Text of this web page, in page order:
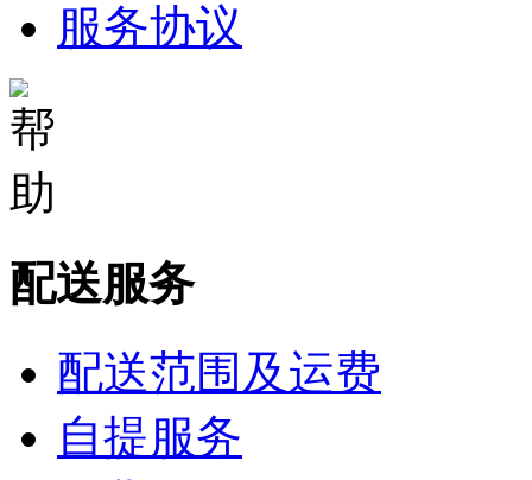
服务协议
配送服务
配送范围及运费
自提服务